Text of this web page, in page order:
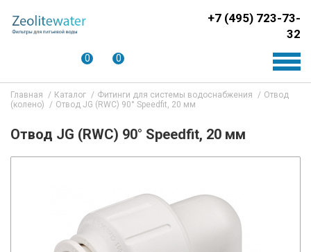
+7 (495) 723-73-
32
0 0
Главная Каталог Фитинги для системы водоснабжения
Отвод
(колено)
Отвод JG (RWC) 90° Speedfit, 20 мм
Отвод JG (RWC) 90° Speedfit, 20 мм